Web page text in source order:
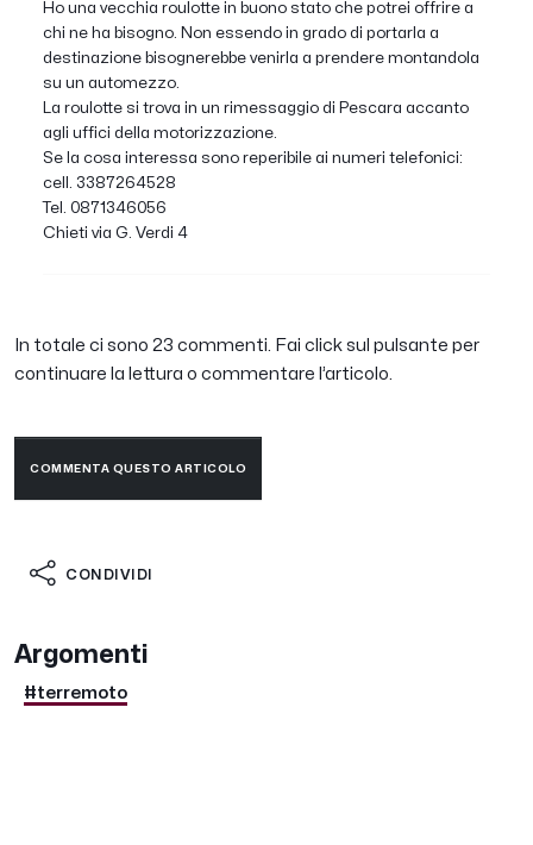
Ho una vecchia roulotte in buono stato che potrei offrire a
chi ne ha bisogno. Non essendo in grado di portarla a
destinazione bisognerebbe venirla a prendere montandola
su un automezzo.
La roulotte si trova in un rimessaggio di Pescara accanto
agli uffici della motorizzazione.
Se la cosa interessa sono reperibile ai numeri telefonici:
cell. 3387264528
Tel. 0871346056
Chieti via G. Verdi 4
In totale ci sono 23 commenti. Fai click sul pulsante per
continuare la lettura o commentare l’articolo.
COMMENTA QUESTO ARTICOLO
CONDIVIDI
Argomenti
#terremoto